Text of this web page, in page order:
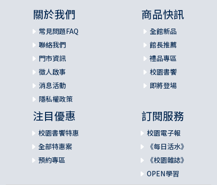
關於我們
常見問題FAQ
聯絡我們
門市資訊
徵人啟事
消息活動
隱私權政策
商品快訊
全館新品
館長推薦
禮品專區
校園書饗
即將登場
注目優惠
校園書饗特惠
全部特惠案
預約專區
訂閱服務
校園電子報
《每日活水》
《校園雜誌》
OPEN學習